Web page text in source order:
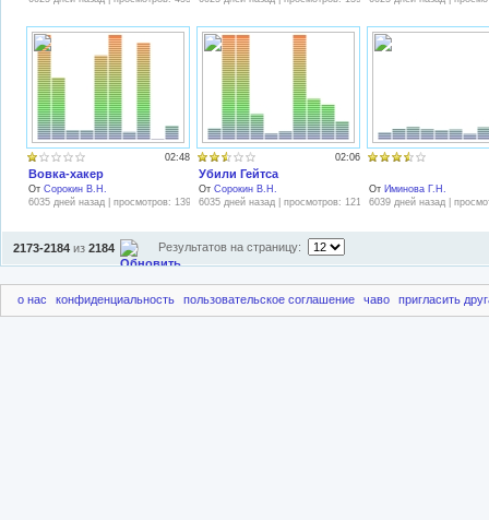
02:48
Вовка-хакер
От Сорокин В.Н.
6035 дней назад | просмотров: 1390
02:06
Убили Гейтса
От Сорокин В.Н.
6035 дней назад | просмотров: 1212
От Иминова Г.Н.
6039 дней назад |
2173-2184 из 2184 Результатов на страницу:
о нас конфиденциальность пользовательское соглашение чаво пригласить